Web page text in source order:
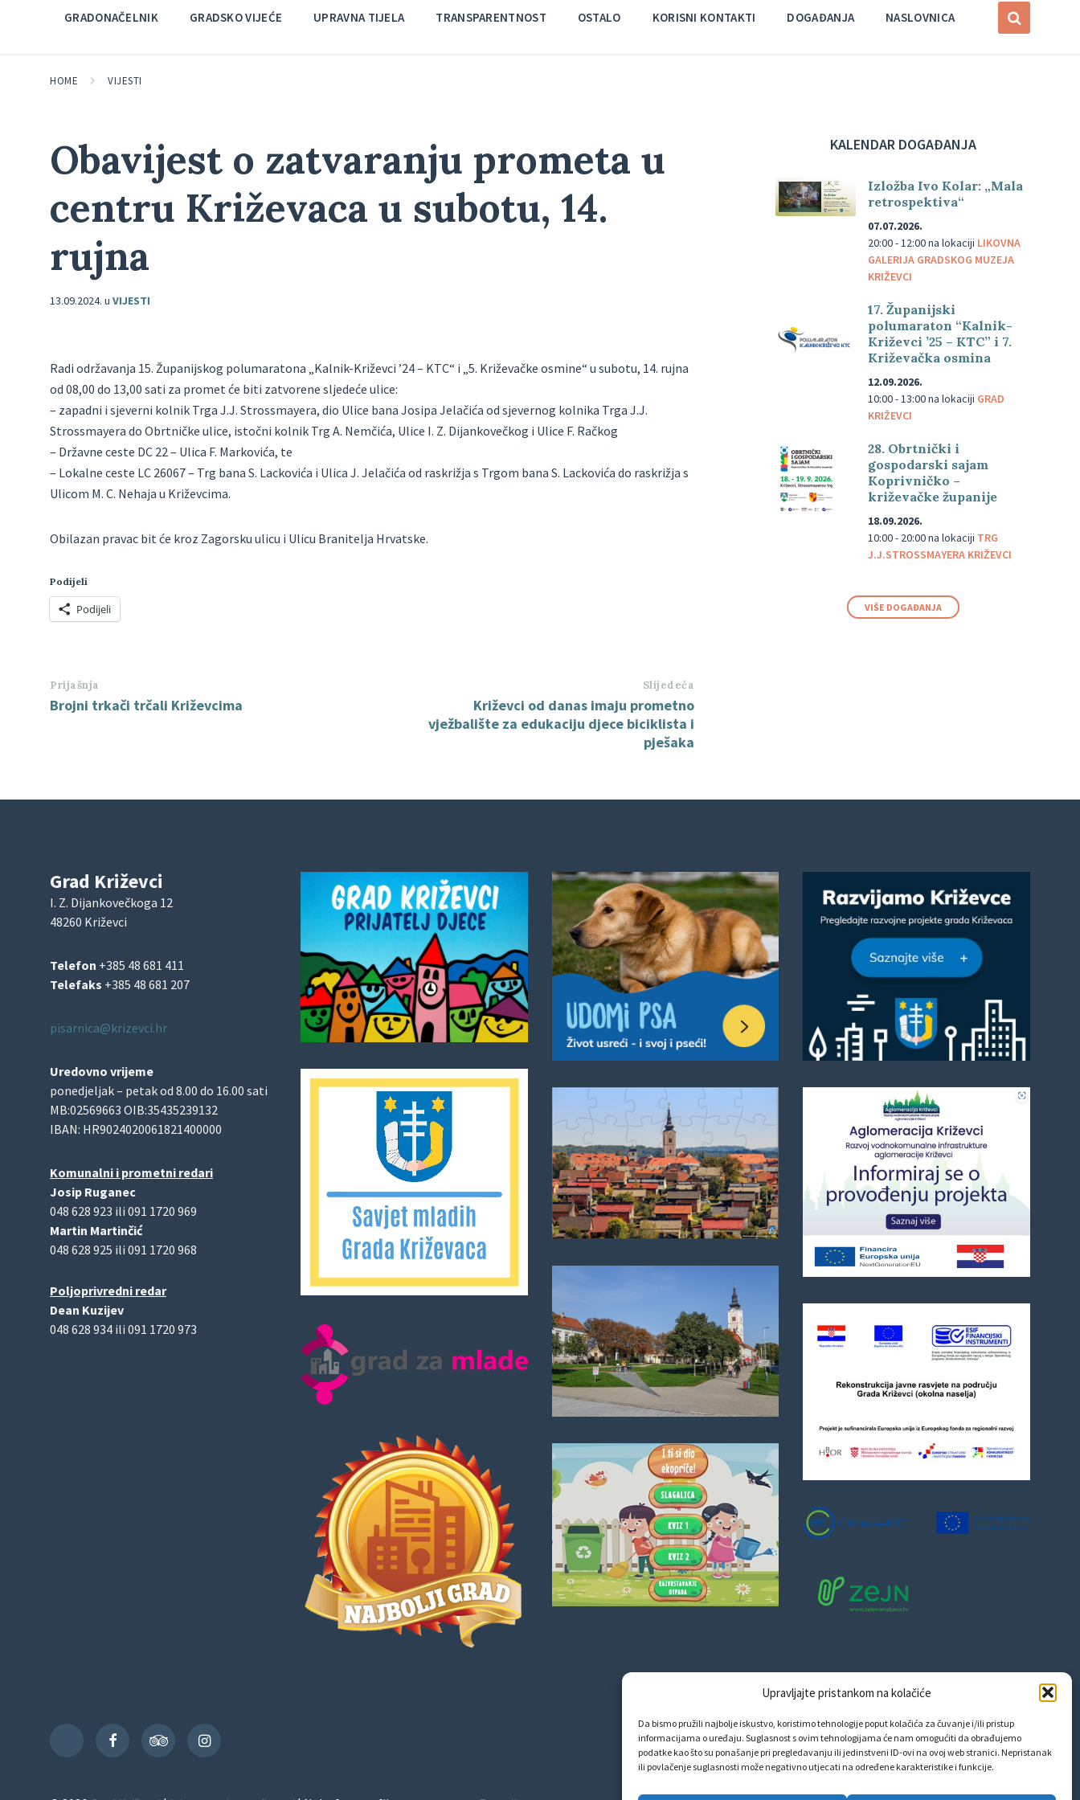
Upravljajte pristankom na kolačiće
Da bismo pružili najbolje iskustvo, koristimo tehnologije poput kolačića za čuvanje i/ili pristup
informacijama o uređaju. Suglasnost s ovim tehnologijama će nam omogućiti da obrađujemo
podatke kao što su ponašanje pri pregledavanju ili jedinstveni ID-ovi na ovoj web stranici. Nepristanak
ili povlačenje suglasnosti može negativno utjecati na određene karakteristike i funkcije.
GRADONAČELNIK GRADSKO VIJEĆE UPRAVNA TIJELA TRANSPARENTNOST OSTALO KORISNI KONTAKTI DOGAĐANJA NASLOVNICA
HOME VIJESTI
Obavijest o zatvaranju prometa u
centru Križevaca u subotu, 14.
rujna
13.09.2024. u VIJESTI
Radi održavanja 15. Županijskog polumaratona „Kalnik-Križevci ’24 – KTC“ i „5. Križevačke osmine“ u subotu, 14. rujna
od 08,00 do 13,00 sati za promet će biti zatvorene sljedeće ulice:
– zapadni i sjeverni kolnik Trga J.J. Strossmayera, dio Ulice bana Josipa Jelačića od sjevernog kolnika Trga J.J.
Strossmayera do Obrtničke ulice, istočni kolnik Trg A. Nemčića, Ulice I. Z. Dijankovečkog i Ulice F. Račkog
– Državne ceste DC 22 – Ulica F. Markovića, te
– Lokalne ceste LC 26067 – Trg bana S. Lackovića i Ulica J. Jelačića od raskrižja s Trgom bana S. Lackovića do raskrižja s
Ulicom M. C. Nehaja u Križevcima.
Obilazan pravac bit će kroz Zagorsku ulicu i Ulicu Branitelja Hrvatske.
Podijeli
Podijeli
Prijašnja
Brojni trkači trčali Križevcima
Slijedeća
Križevci od danas imaju prometno
vježbalište za edukaciju djece biciklista i
pješaka
KALENDAR DOGAĐANJA
Izložba Ivo Kolar: „Mala
retrospektiva“
07.07.2026.
20:00 - 12:00na lokaciji LIKOVNA
GALERIJA GRADSKOG MUZEJA
KRIŽEVCI
17. Županijski
polumaraton “Kalnik-
Križevci ’25 – KTC” i 7.
Križevačka osmina
12.09.2026.
10:00 - 13:00na lokaciji GRAD
KRIŽEVCI
28. Obrtnički i
gospodarski sajam
Koprivničko –
križevačke županije
18.09.2026.
10:00 - 20:00na lokaciji TRG
J.J.STROSSMAYERA KRIŽEVCI
VIŠE DOGAĐANJA
Grad Križevci
I. Z. Dijankovečkoga 12
48260 Križevci
Telefon +385 48 681 411
Telefaks +385 48 681 207
pisarnica@krizevci.hr
Uredovno vrijeme
ponedjeljak – petak od 8.00 do 16.00 sati
MB:02569663 OIB:35435239132
IBAN: HR9024020061821400000
Komunalni i prometni redari
Josip Ruganec
048 628 923 ili 091 1720 969
Martin Martinčić
048 628 925 ili 091 1720 968
Poljoprivredni redar
Dean Kuzijev
048 628 934 ili 091 1720 973
TikTok
FacebookTripAdvisorInstagram